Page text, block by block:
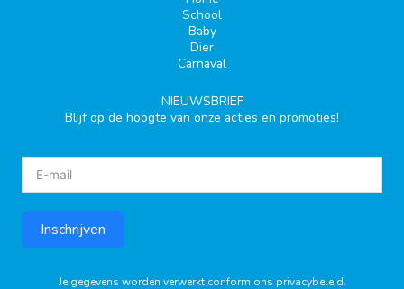
School
Baby
Dier
Carnaval
NIEUWSBRIEF
Blijf op de hoogte van onze acties en promoties!
Inschrijven
Je gegevens worden verwerkt conform ons privacybeleid.